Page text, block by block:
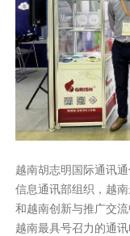
越南胡志明国际通讯
信息通讯部组织，越
和越南创新与推广交
越南最具号召力的通讯